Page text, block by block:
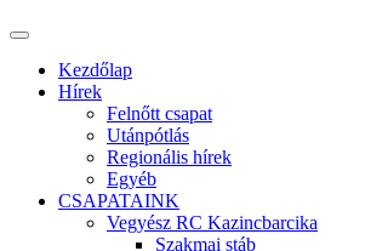
Kezdőlap
Hírek
Felnőtt csapat
Utánpótlás
Regionális hírek
Egyéb
CSAPATAINK
Vegyész RC Kazincbarcika
Szakmai stáb